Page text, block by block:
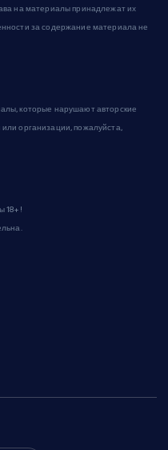
на материалы принадлежат их
за содержание материала не
которые нарушают авторские
организации, пожалуйста,
18+!